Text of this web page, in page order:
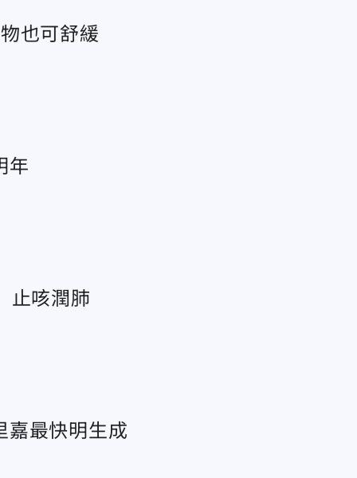
也可舒緩
年
止咳潤肺
最快明生成